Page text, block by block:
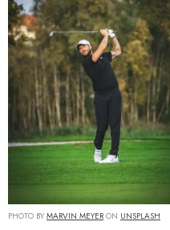
PHOTO BY MARVIN MEYER ON UNSPLASH